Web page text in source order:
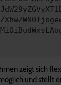
zeigt sich
und